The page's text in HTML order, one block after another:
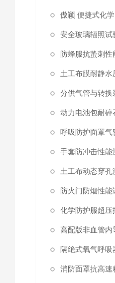
安全玻璃辐照试
防蜂服抗蛰刺性
土工布膜耐静水
呼吸防护面罩气
手套防冲击性能
土工布动态穿孔
防火门防烟性能